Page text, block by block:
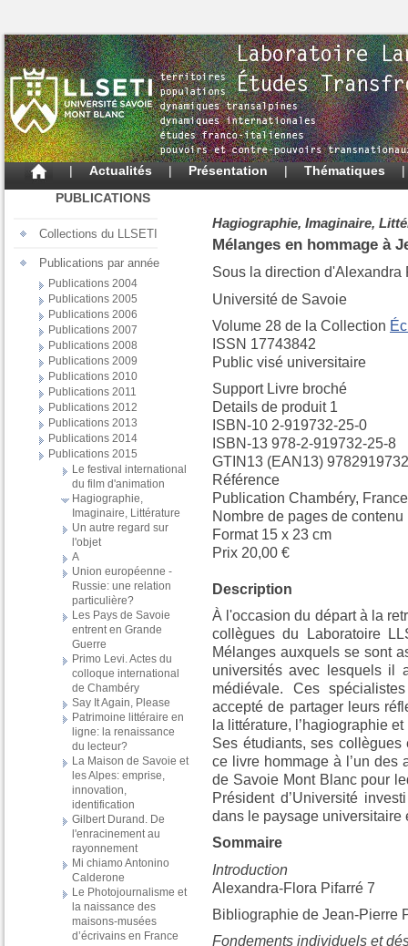
| Actualités | Présentation | Thématiques
PUBLICATIONS
Collections du LLSETI
Publications par année
Publications 2004
Publications 2005
Publications 2006
Publications 2007
Publications 2008
Publications 2009
Publications 2010
Publications 2011
Publications 2012
Publications 2013
Publications 2014
Publications 2015
Le festival international
du film d'animation
Hagiographie,
Imaginaire, Littérature
Un autre regard sur
l'objet
A
Union européenne -
Russie: une relation
particulière?
Les Pays de Savoie
entrent en Grande
Guerre
Primo Levi. Actes du
colloque international
de Chambéry
Say It Again, Please
Patrimoine littéraire en
ligne: la renaissance
du lecteur?
La Maison de Savoie et
les Alpes: emprise,
innovation,
identification
Gilbert Durand. De
l'enracinement au
rayonnement
Mi chiamo Antonino
Calderone
Le Photojournalisme et
la naissance des
maisons-musées
d’écrivains en France
Hagiographie, Imaginaire,
Mélanges en hommage à
Sous la direction d'Alexandra
Université de Savoie
Volume 28 de la Collection
ISSN 17743842
Public visé universitaire
Support Livre broché
Details de produit 1
ISBN-10 2-919732-25-0
ISBN-13 978-2-919732-25-8
GTIN13 (EAN13)
Référence
Publication Chambéry, France
Nombre de pages de
Format 15 x 23 cm
Prix 20,00 €
Description
À l'occasion du départ à la
collègues du Laboratoire
Mélanges auxquels se sont
universités avec lesquels il
médiévale. Ces
accepté de partager leurs
la littérature, l’hagiographie et
Ses étudiants, ses
ce livre hommage à l’un des
de Savoie Mont Blanc pour
Président d’Université
dans le paysage universitaire
Sommaire
Introduction
Alexandra-Flora Pifarré 7
Bibliographie de Jean-Pierre
Fondements individuels et